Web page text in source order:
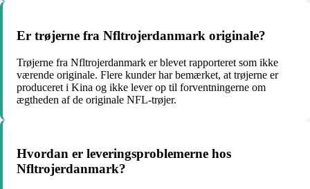
Er trøjerne fra Nfltrojerdanmark originale?
Trøjerne fra Nfltrojerdanmark er blevet rapporteret som ikke
værende originale. Flere kunder har bemærket, at trøjerne er
produceret i Kina og ikke lever op til forventningerne om
ægtheden af de originale NFL-trøjer.
Hvordan er leveringsproblemerne hos
Nfltrojerdanmark?